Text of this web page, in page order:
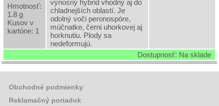
Pór
Kapusta,
Kel,
Karfiol,
Reďkovka
Hmotnosť:
1.8 g
Kusov v
kartóne: 1
výnosný hybrid vhodný aj do
chladnejších oblastí. Je
odolný voči peronospóre,
múčnatke, černi uhorkovej aj
horknutiu. Plody sa
nedeformujú.
Dostupnosť: Na sklade
Obchodné podmienky
Reklamačný poriadok